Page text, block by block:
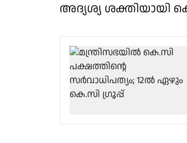
അദ്യശ്യ ശക്തിയായി